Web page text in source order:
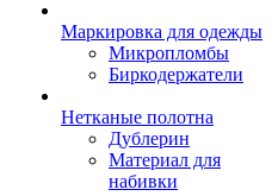
Маркировка для одежды
Микропломбы
Биркодержатели
Нетканые полотна
Дублерин
Материал для
набивки